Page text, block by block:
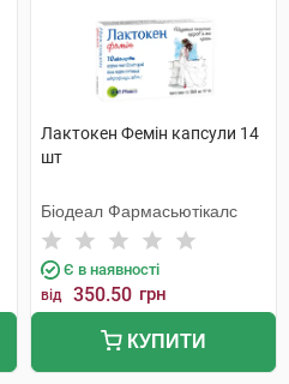
Лактокен Фемін капсули 14
шт
Біодеал Фармасьютікалс
Є в наявності
від 350.50 грн
КУПИТИ